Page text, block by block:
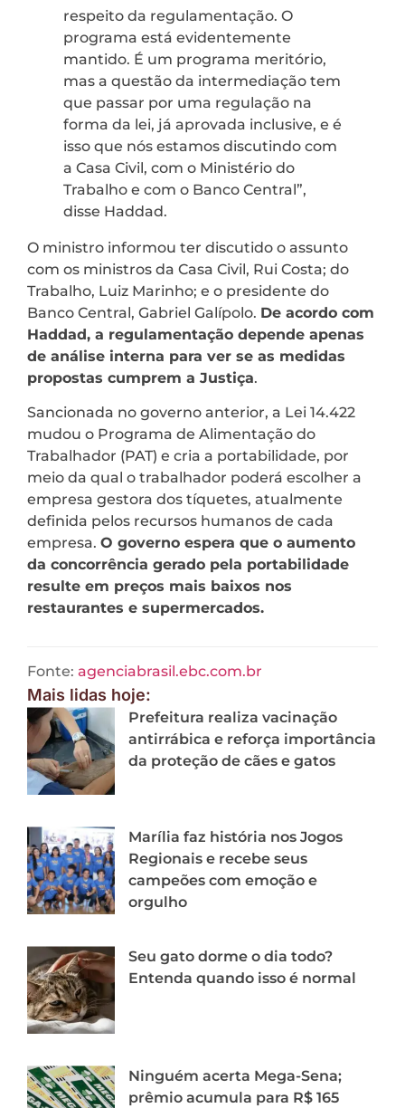
respeito da regulamentação. O
programa está evidentemente
mantido. É um programa meritório,
mas a questão da intermediação tem
que passar por uma regulação na
forma da lei, já aprovada inclusive, e é
isso que nós estamos discutindo com
a Casa Civil, com o Ministério do
Trabalho e com o Banco Central”,
disse Haddad.
O ministro informou ter discutido o assunto
com os ministros da Casa Civil, Rui Costa; do
Trabalho, Luiz Marinho; e o presidente do
Banco Central, Gabriel Galípolo. De acordo com
Haddad, a regulamentação depende apenas
de análise interna para ver se as medidas
propostas cumprem a Justiça.
Sancionada no governo anterior, a Lei 14.422
mudou o Programa de Alimentação do
Trabalhador (PAT) e cria a portabilidade, por
meio da qual o trabalhador poderá escolher a
empresa gestora dos tíquetes, atualmente
definida pelos recursos humanos de cada
empresa. O governo espera que o aumento
da concorrência gerado pela portabilidade
resulte em preços mais baixos nos
restaurantes e supermercados.
Fonte: agenciabrasil.ebc.com.br
Mais lidas hoje:
Prefeitura realiza vacinação
antirrábica e reforça importância
da proteção de cães e gatos
Marília faz história nos Jogos
Regionais e recebe seus
campeões com emoção e
orgulho
Seu gato dorme o dia todo?
Entenda quando isso é normal
Ninguém acerta Mega-Sena;
prêmio acumula para R$ 165